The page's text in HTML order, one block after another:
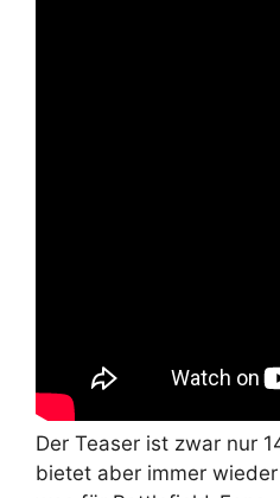
Der Teaser ist zwar nur
bietet aber immer